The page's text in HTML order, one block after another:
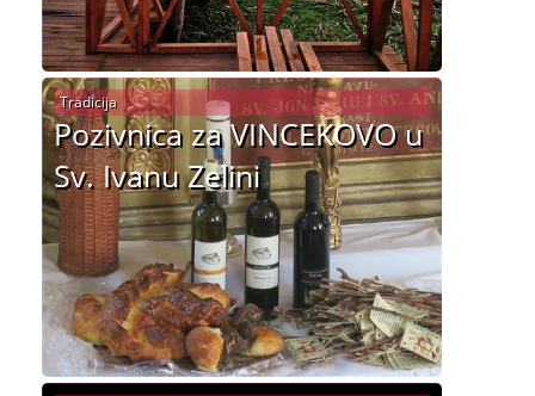
Pozivnica za VINCEKOVO u
Sv. Ivanu Zelini
Tradicija